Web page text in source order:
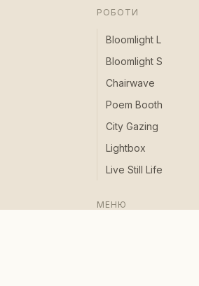
РОБОТИ
Bloomlight L
Bloomlight S
Chairwave
Poem Booth
City Gazing
Lightbox
Live Still Life
МЕНЮ